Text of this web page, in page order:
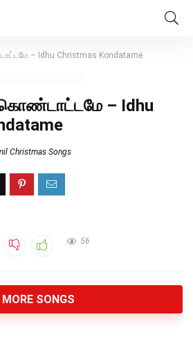
– Idhu Christmas Kondatame
– Idhu
Christmas Songs
56
MORE SONGS